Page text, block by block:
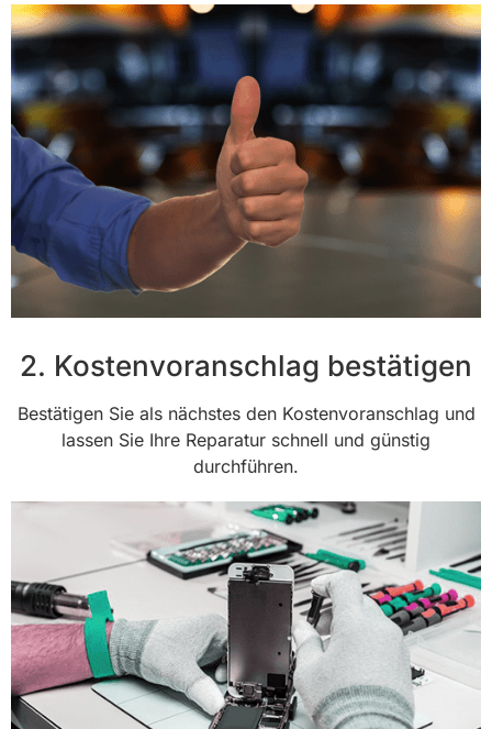
2. Kostenvoranschlag bestätigen
Bestätigen Sie als nächstes den Kostenvoranschlag und
lassen Sie Ihre Reparatur schnell und günstig
durchführen.